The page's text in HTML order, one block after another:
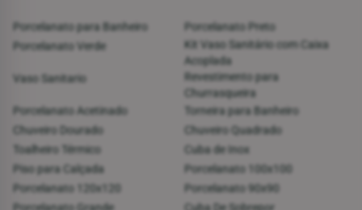
Porcelanato para Banheiro
Porcelanato Preto
Porcelanato Verde
Kit Vaso Sanitário com Caixa
Acoplada
Vaso Sanitario
Revestimento para
Churrasqueira
Porcelanato Acetinado
Torneira para Banheiro
Chuveiro Dourado
Chuveiro Quadrado
Toalheiro Térmico
Cuba de Inox
Piso para Calçada
Porcelanato 100x100
Porcelanato 120x120
Porcelanato 90x90